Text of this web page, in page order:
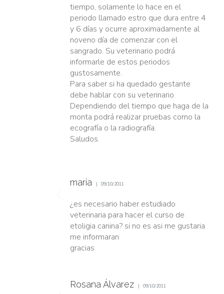
tiempo, solamente lo hace en el
periodo llamado estro que dura entre 4
y 6 días y ocurre aproximadamente al
noveno día de comenzar con el
sangrado. Su veterinario podrá
informarle de estos periodos
gustosamente.
Para saber si ha quedado gestante
debe hablar con su veterinario.
Dependiendo del tiempo que haga de la
monta podrá realizar pruebas como la
ecografía o la radiografía.
Saludos.
maria 09/10/2011
¿es necesario haber estudiado
veterinaria para hacer el curso de
etoligia canina? si no es asi me gustaria
me informaran
gracias
Rosana Álvarez 09/10/2011